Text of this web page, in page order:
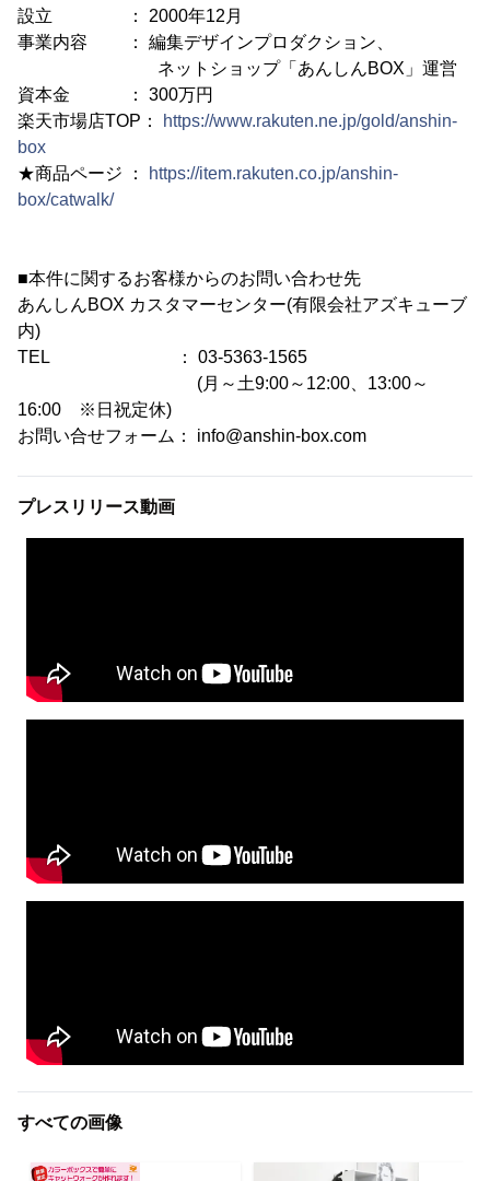
設立 ： 2000年12月
事業内容 ： 編集デザインプロダクション、
ネットショップ「あんしんBOX」運営
資本金 ： 300万円
楽天市場店TOP：
https://www.rakuten.ne.jp/gold/anshin-
box
★商品ページ ：
https://item.rakuten.co.jp/anshin-
box/catwalk/
■本件に関するお客様からのお問い合わせ先
あんしんBOX カスタマーセンター(有限会社アズキューブ
内)
TEL ： 03-5363-1565
(月～土9:00～12:00、13:00～
16:00 ※日祝定休)
お問い合せフォーム： info@anshin-box.com
プレスリリース動画
すべての画像